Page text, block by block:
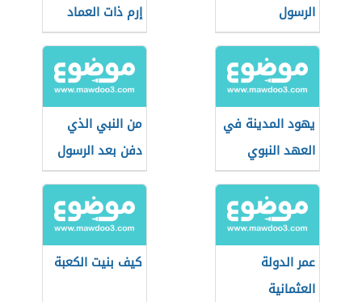
الرسول
إرم ذات العماد
يهود المدينة في
العهد النبوي
من النبي الذي
دفن بعد الرسول
عمر الدولة
العثمانية
كيف بنيت الكعبة